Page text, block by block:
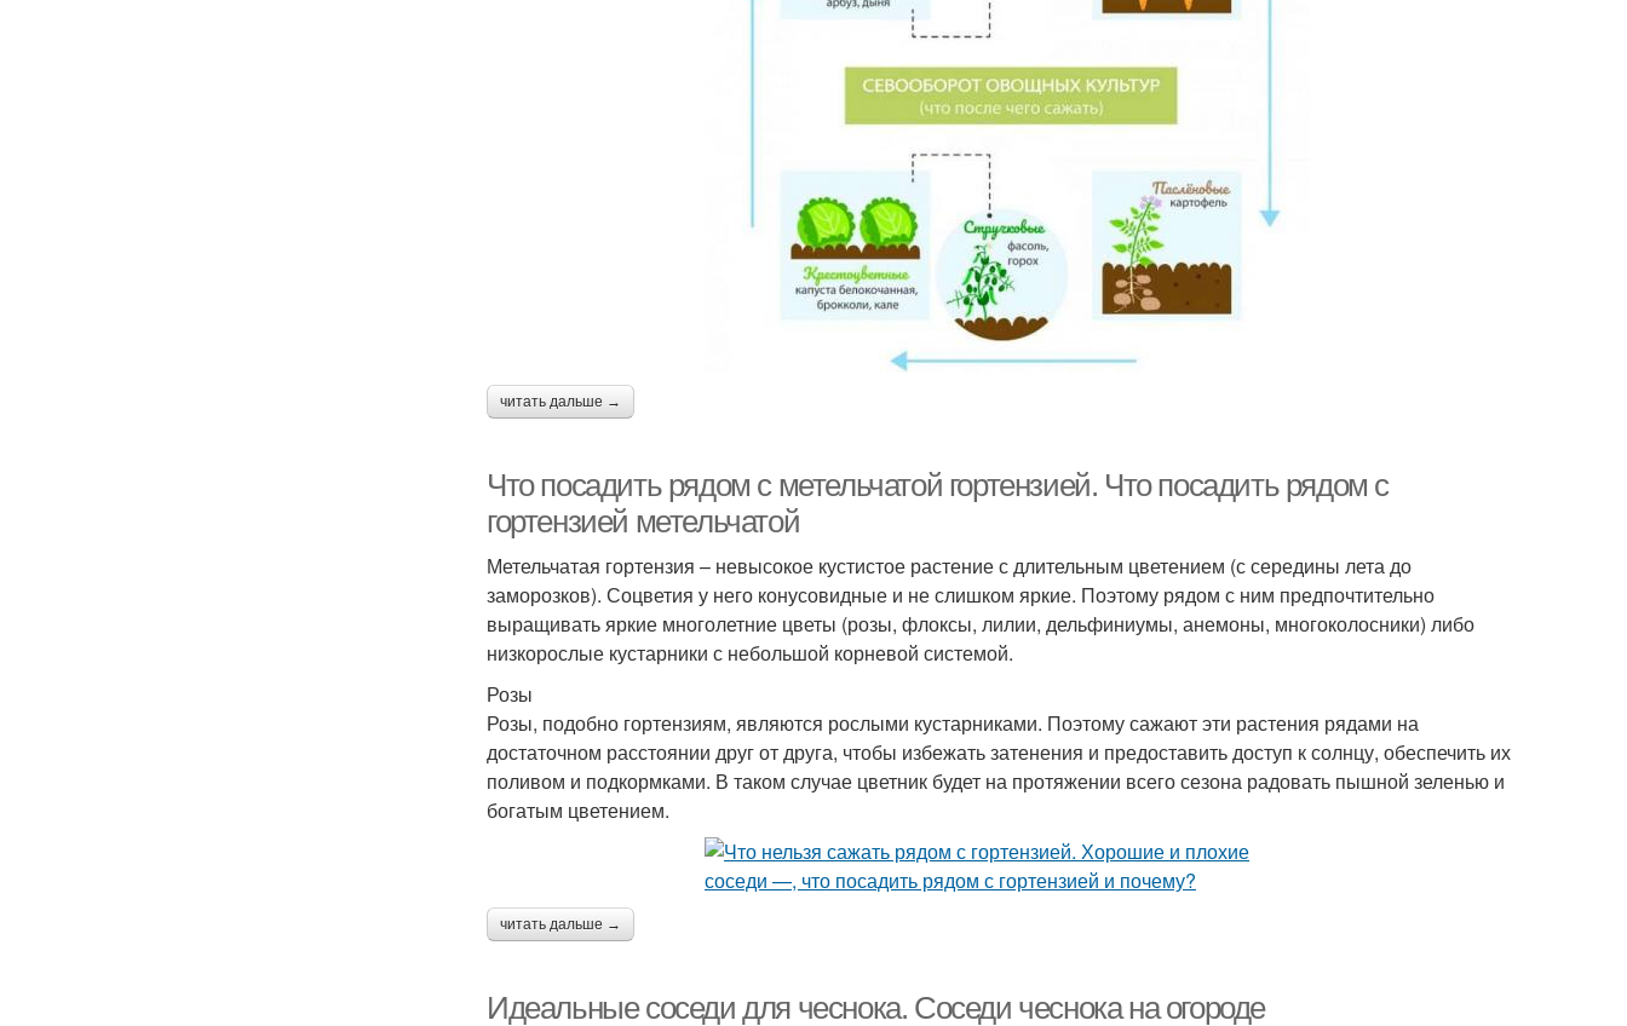
читать дальше →
Что посадить рядом с метельчатой гортензией. Что посадить рядом с
гортензией метельчатой
Метельчатая гортензия – невысокое кустистое растение с длительным цветением (с середины лета до
заморозков). Соцветия у него конусовидные и не слишком яркие. Поэтому рядом с ним предпочтительно
выращивать яркие многолетние цветы (розы, флоксы, лилии, дельфиниумы, анемоны, многоколосники) либо
низкорослые кустарники с небольшой корневой системой.
Розы
Розы, подобно гортензиям, являются рослыми кустарниками. Поэтому сажают эти растения рядами на
достаточном расстоянии друг от друга, чтобы избежать затенения и предоставить доступ к солнцу, обеспечить их
поливом и подкормками. В таком случае цветник будет на протяжении всего сезона радовать пышной зеленью и
богатым цветением.
читать дальше →
Идеальные соседи для чеснока. Соседи чеснока на огороде